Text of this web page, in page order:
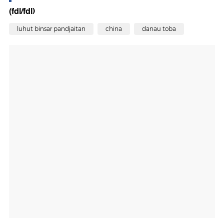
(fdl/fdl)
luhut binsar pandjaitan china danau toba